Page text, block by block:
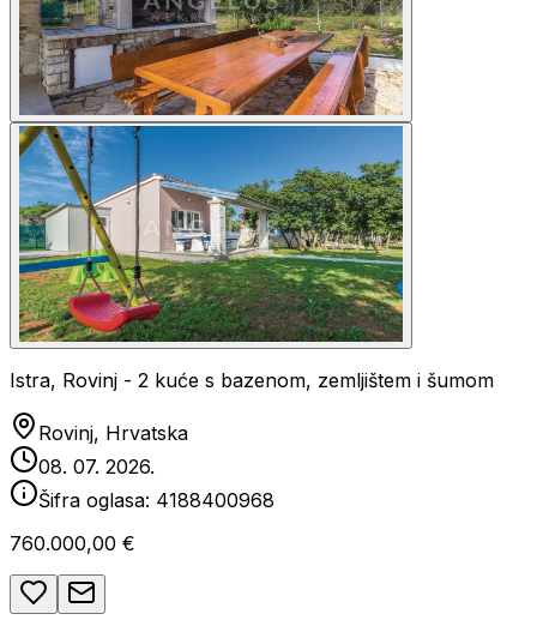
Istra, Rovinj - 2 kuće s bazenom, zemljištem i šumom
Rovinj, Hrvatska
08. 07. 2026.
Šifra oglasa: 4188400968
760.000,00 €